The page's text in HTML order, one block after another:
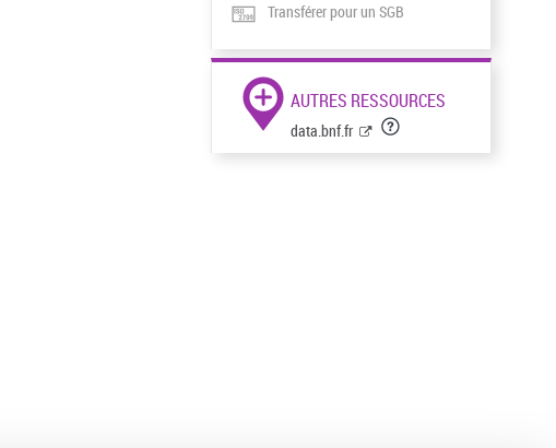
Transférer pour un SGB
AUTRES RESSOURCES
data.bnf.fr